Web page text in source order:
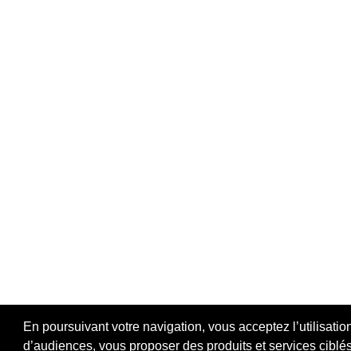
En poursuivant votre navigation, vous acceptez
d’audiences, vous proposer des produits et services